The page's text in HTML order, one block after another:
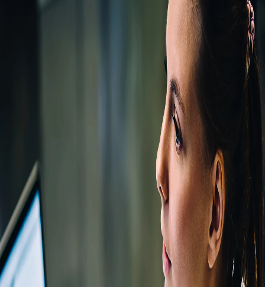
SOLICITE INFORMAÇÕES